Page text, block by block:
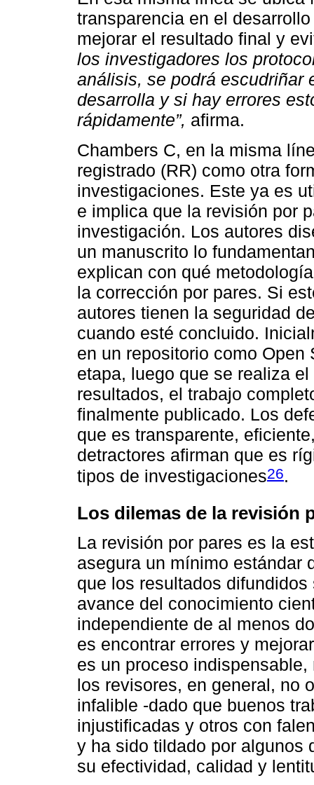
transparencia en el
mejorar el resultado final y
los investigadores los
análisis, se podrá escudriñar
desarrolla y si hay errores
rápidamente”, afirma.
Chambers C, en la misma
registrado (RR) como otra
investigaciones. Este ya es
e implica que la revisión por
investigación. Los autores
un manuscrito lo
explican con qué
la corrección por pares. Si
autores tienen la seguridad
cuando esté concluido.
en un repositorio como
etapa, luego que se realiza
resultados, el trabajo
finalmente publicado. Los
que es transparente,
detractores afirman que es
tipos de investigaciones26.
Los dilemas de la revisión
La revisión por pares es la
asegura un mínimo estándar
que los resultados
avance del conocimiento
independiente de al menos
es encontrar errores y
es un proceso
los revisores, en general, no
infalible -dado que buenos
injustificadas y otros con
y ha sido tildado por algunos
su efectividad, calidad y